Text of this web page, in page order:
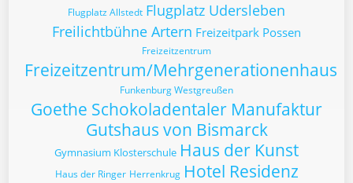
Flugplatz Allstedt Flugplatz Udersleben
Freilichtbühne Artern Freizeitpark Possen
Freizeitzentrum
Freizeitzentrum/Mehrgenerationenhaus
Funkenburg Westgreußen
Goethe Schokoladentaler Manufaktur
Gutshaus von Bismarck
Gymnasium Klosterschule Haus der Kunst
Haus der Ringer Herrenkrug Hotel Residenz